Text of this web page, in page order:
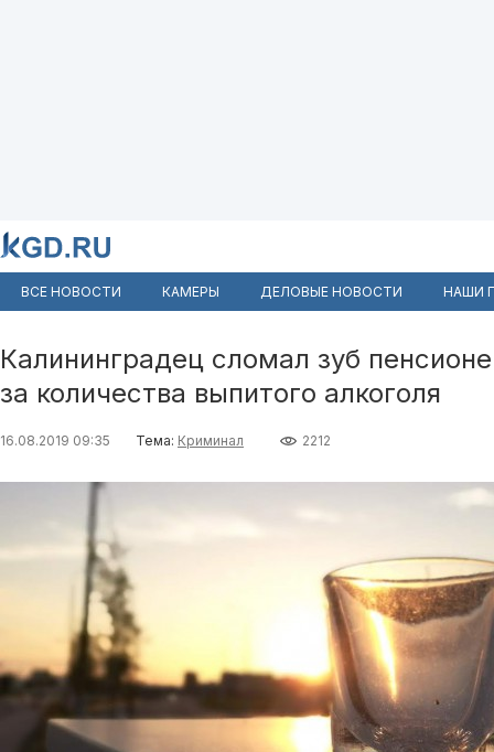
ВСЕ НОВОСТИ КАМЕРЫ ДЕЛОВЫЕ НОВОСТИ НАШИ
Калининградец сломал зуб
за количества выпитого алкоголя
16.08.2019 09:35 Тема: Криминал 2212